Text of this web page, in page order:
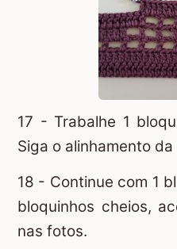
17 - Trabalhe 1
Siga o alinhamento
18 - Continue com 1
bloquinhos cheios,
nas fotos.